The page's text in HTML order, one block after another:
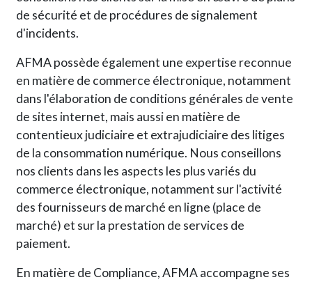
de sécurité et de procédures de signalement
d'incidents.
AFMA possède également une expertise reconnue
en matière de commerce électronique, notamment
dans l'élaboration de conditions générales de vente
de sites internet, mais aussi en matière de
contentieux judiciaire et extrajudiciaire des litiges
de la consommation numérique. Nous conseillons
nos clients dans les aspects les plus variés du
commerce électronique, notamment sur l'activité
des fournisseurs de marché en ligne (place de
marché) et sur la prestation de services de
paiement.
En matière de Compliance, AFMA accompagne ses